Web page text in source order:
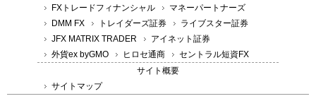
FXトレードフィナンシャル
マネーパートナーズ
DMM FX
トレイダーズ証券
ライブスター証券
JFX MATRIX TRADER
アイネット証券
外貨ex byGMO
ヒロセ通商
セントラル短資FX
サイト概要
サイトマップ